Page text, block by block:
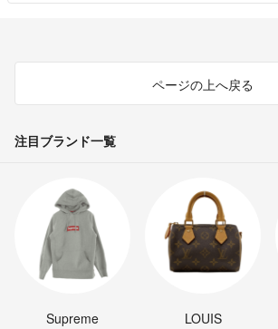
ページの上へ戻る
注目ブランド一覧
Supreme
LOUIS